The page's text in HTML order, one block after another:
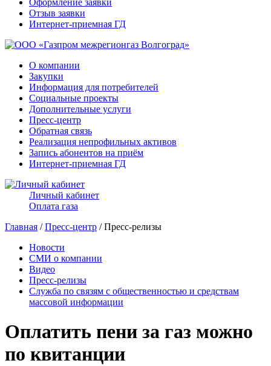
Оформление заявки
Отзыв заявки
Интернет-приемная ГД
О компании
Закупки
Информация для потребителей
Социальные проекты
Дополнительные услуги
Пресс-центр
Обратная связь
Реализация непрофильных активов
Запись абонентов на приём
Интернет-приемная ГД
Личный кабинет
Оплата газа
Главная /Пресс-центр / Пресс-релизы
Новости
СМИ о компании
Видео
Пресс-релизы
Служба по связям с общественностью и средствам
массовой информации
Оплатить пени за газ можно
по квитанции